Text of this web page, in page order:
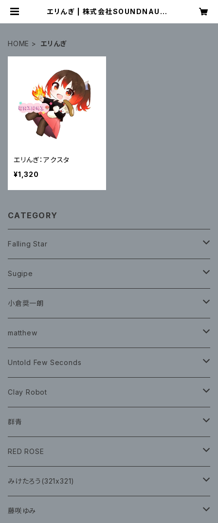
エリんぎ | 株式会社SOUNDNAUTS
HOME エリんぎ
エリんぎ：アクスタ
¥1,320
CATEGORY
Falling Star
CD
グッズ
チェキ ブロマイド
イベント
ツアーグッズ
Sugipe
チケット
CD
グッズ
小倉奨一朗
イベント
グッズ
CD
matthew
Book
CD
Untold Few Seconds
グッズ
CD
Clay Robot
グッズ
CD
チェキ
群青
イベント
CD
グッズ
RED ROSE
CD
みけたろう(321x321)
CD
藤咲ゆみ